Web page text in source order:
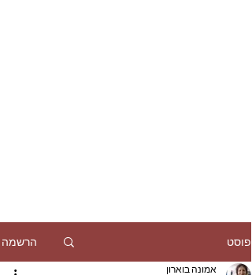
פוסט הרשמה
אמונה בוארון